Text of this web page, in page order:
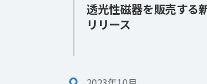
透光性磁器を販売する
リリース